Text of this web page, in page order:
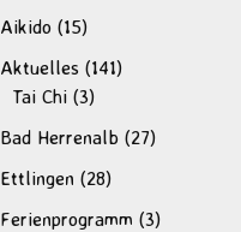
Aikido (15)
Aktuelles (141)
Tai Chi (3)
Bad Herrenalb (27)
Ettlingen (28)
Ferienprogramm (3)